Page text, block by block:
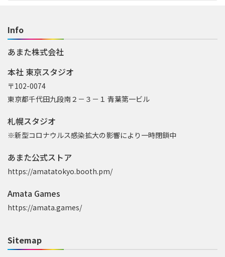
Info
あまた株式会社
本社 東京スタジオ
〒102-0074
東京都千代田九段南２－３－１ 青葉第一ビル
札幌スタジオ
※新型コロナウルス感染拡大の影響により一時閉鎖中
あまた公式ストア
https://amatatokyo.booth.pm/
Amata Games
https://amata.games/
Sitemap